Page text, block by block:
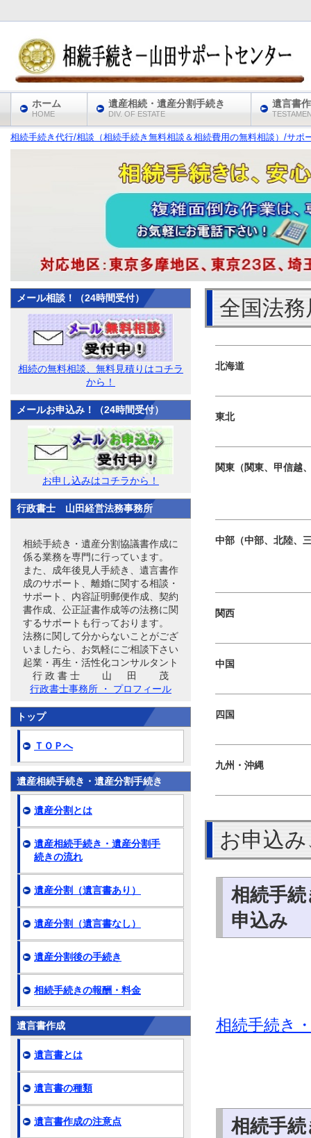
相続手続き代行/相談（相続手続き無料相談＆相続費用の無料相談）/サポ
全国法
北海道
東北
関東（関東、甲信越
中部（中部、北陸、
関西
中国
四国
九州・沖縄
お申込
相続手
申込み
相続手続き
相続手
メール相談！（24時間受付）
相続の無料相談、無料見積りはコチラ
から！
メールお申込み！（24時間受付）
お申し込みはコチラから！
行政書士 山田経営法務事務所
相続手続き・遺産分割協議書作成に
係る業務を専門に行っています。
また、成年後見人手続き、遺言書作
成のサポート、離婚に関する相談・
サポート、内容証明郵便作成、契約
書作成、公正証書作成等の法務に関
するサポートも行っております。
法務に関して分からないことがござ
いましたら、お気軽にご相談下さい
起業・再生・活性化コンサルタント
行 政 書 士 山 田 茂
行政書士事務所 ・ プロフィール
トップ
ＴＯＰへ
遺産相続手続き・遺産分割手続き
遺産分割とは
遺産相続手続き・遺産分割手
続きの流れ
遺産分割（遺言書あり）
遺産分割（遺言書なし）
遺産分割後の手続き
相続手続きの報酬・料金
遺言書作成
遺言書とは
遺言書の種類
遺言書作成の注意点
ホーム
HOME
遺産相続・遺産分割手続き
DIV. OF ESTATE
遺言書